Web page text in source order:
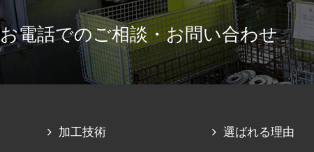
お電話でのご相談・お問い合わせ
加工技術 選ばれる理由